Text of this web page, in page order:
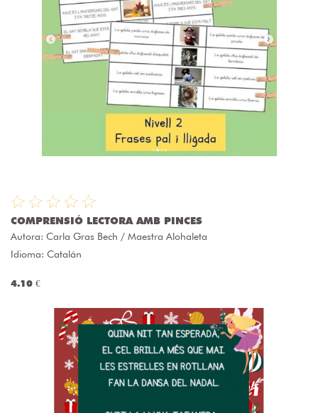
COMPRENSIÓ LECTORA AMB PINCES
Autora: Carla Gras Bech / Maestra Alohaleta
Idioma: Catalán
4.10 €